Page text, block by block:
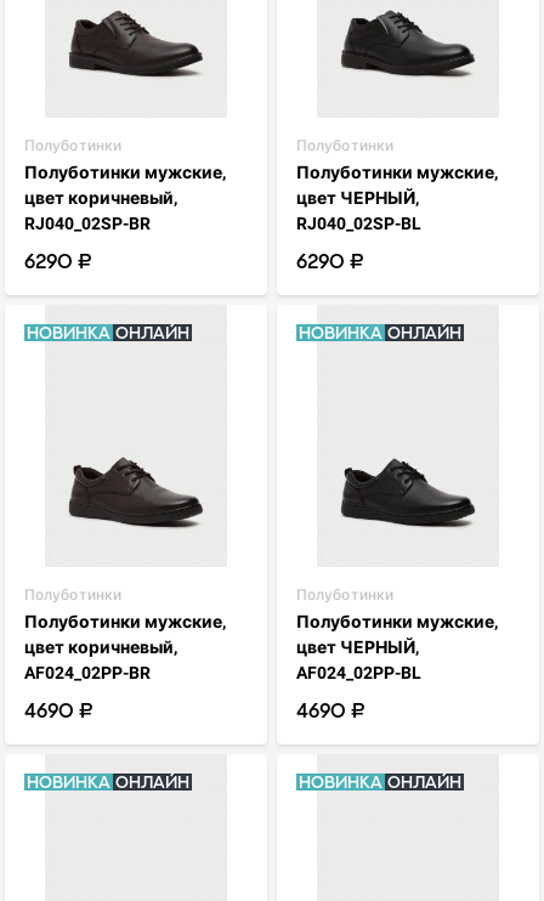
Полуботинки
Полуботинки мужские,
цвет коричневый,
RJ040_02SP-BR
6290 ₽
Полуботинки
Полуботинки мужские,
цвет ЧЕРНЫЙ,
RJ040_02SP-BL
6290 ₽
Новинка Онлайн
Полуботинки
Полуботинки мужские,
цвет коричневый,
AF024_02PP-BR
4690 ₽
Новинка Онлайн
Полуботинки
Полуботинки мужские,
цвет ЧЕРНЫЙ,
AF024_02PP-BL
4690 ₽
Новинка Онлайн Новинка Онлайн